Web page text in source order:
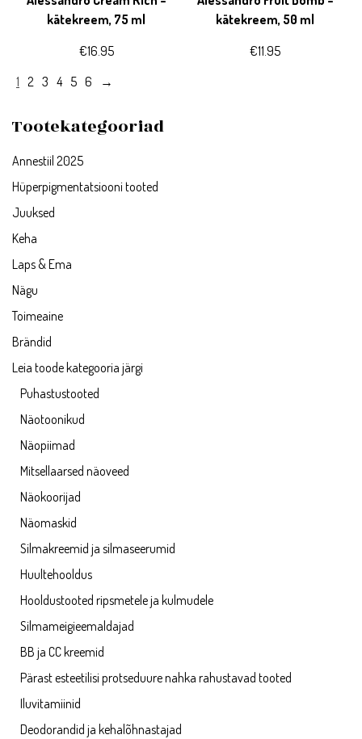
kätekreem, 75 ml
€16.95
kätekreem, 50 ml
€11.95
1 2 3 4 5 6 →
Tootekategooriad
Annestiil 2025
Hüperpigmentatsiooni tooted
Juuksed
Keha
Laps & Ema
Nägu
Toimeaine
Brändid
Leia toode kategooria järgi
Puhastustooted
Näotoonikud
Näopiimad
Mitsellaarsed näoveed
Näokoorijad
Näomaskid
Silmakreemid ja silmaseerumid
Huultehooldus
Hooldustooted ripsmetele ja kulmudele
Silmameigieemaldajad
BB ja CC kreemid
Pärast esteetilisi protseduure nahka rahustavad tooted
Iluvitamiinid
Deodorandid ja kehalõhnastajad